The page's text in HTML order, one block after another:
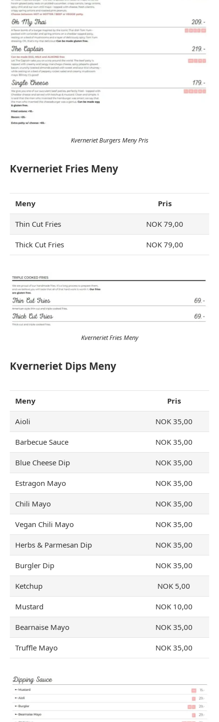
Kverneriet Burgers Meny Pris
Kverneriet Fries Meny
Meny Pris
Thin Cut Fries NOK 79,00
Thick Cut Fries NOK 79,00
Kverneriet Fries Meny
Kverneriet Dips Meny
Meny Pris
Aioli NOK 35,00
Barbecue Sauce NOK 35,00
Blue Cheese Dip NOK 35,00
Estragon Mayo NOK 35,00
Chili Mayo NOK 35,00
Vegan Chili Mayo NOK 35,00
Herbs & Parmesan Dip NOK 35,00
Burgler Dip NOK 35,00
Ketchup NOK 5,00
Mustard NOK 10,00
Bearnaise Mayo NOK 35,00
Truffle Mayo NOK 35,00